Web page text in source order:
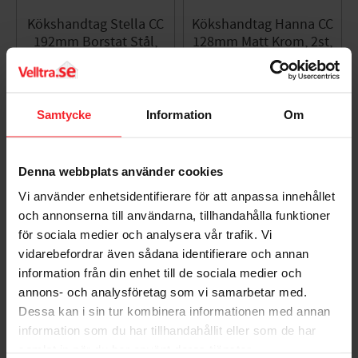
Samtycke Information Om
Denna webbplats använder cookies
Vi använder enhetsidentifierare för att anpassa innehållet
och annonserna till användarna, tillhandahålla funktioner
för sociala medier och analysera vår trafik. Vi
vidarebefordrar även sådana identifierare och annan
information från din enhet till de sociala medier och
annons- och analysföretag som vi samarbetar med.
Dessa kan i sin tur kombinera informationen med annan
information som du har tillhandahållit eller som de har
Kökshandtag Stella CC
192mm Borstat Stål,
2st, Habo 100014
Kökshandtag Hanna CC
128mm Matt Krom, 2st,
Habo 100086
005581022
Kökshandtag Hanna CC
Kökshandtag Hanna CC